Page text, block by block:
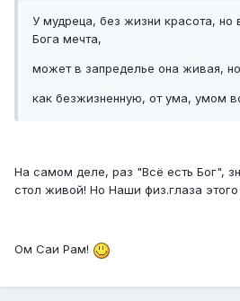
У мудреца, без жизни красота, но
Бога мечта,
может в запределье она живая,
как безжизненную, от ума, умом
На самом деле, раз "Всё есть Бог",
стол живой! Но Наши физ.глаза этого
Ом Саи Рам!